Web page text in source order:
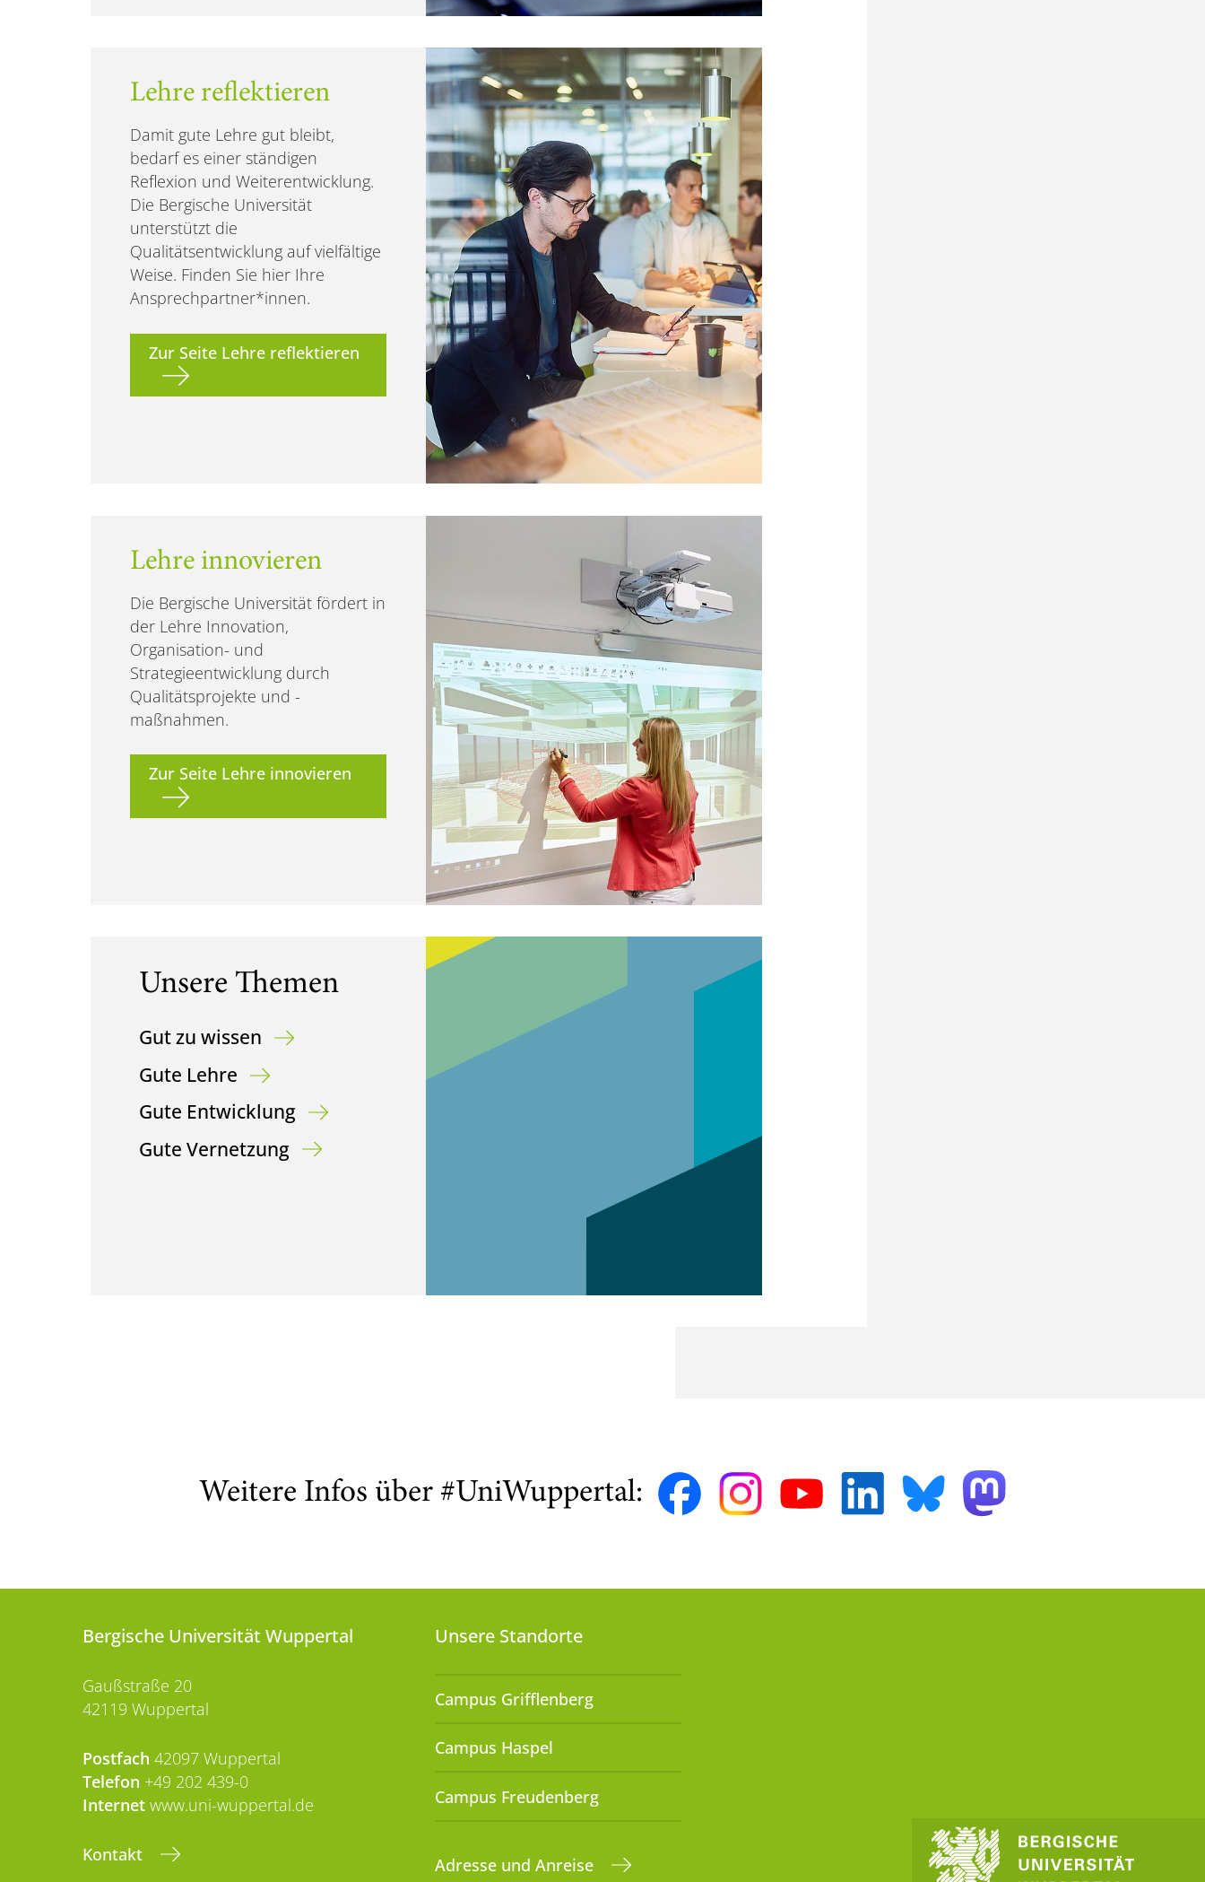
Lehre reflektieren
Damit gute Lehre gut bleibt,
bedarf es einer ständigen
Reflexion und Weiterentwicklung.
Die Bergische Universität
unterstützt die
Qualitätsentwicklung auf vielfältige
Weise. Finden Sie hier Ihre
Ansprechpartner*innen.
Zur Seite Lehre reflektieren
Lehre innovieren
Die Bergische Universität fördert in
der Lehre Innovation,
Organisation- und
Strategieentwicklung durch
Qualitätsprojekte und -
maßnahmen.
Zur Seite Lehre innovieren
Unsere Themen
Gut zu wissen
Gute Lehre
Gute Entwicklung
Gute Vernetzung
Weitere Infos über #UniWuppertal:
Bergische Universität Wuppertal
Gaußstraße 20
42119 Wuppertal
Postfach 42097 Wuppertal
Telefon +49 202 439-0
Internet www.uni-wuppertal.de
Kontakt
Unsere Standorte
Campus Grifflenberg
Campus Haspel
Campus Freudenberg
Adresse und Anreise